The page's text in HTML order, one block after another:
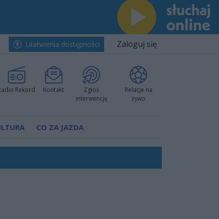
Ułatwienia dostępności Zaloguj się
Rekord Kontakt
Zgłoś
interwencję
Relacje na
żywo
CO ZA JAZDA